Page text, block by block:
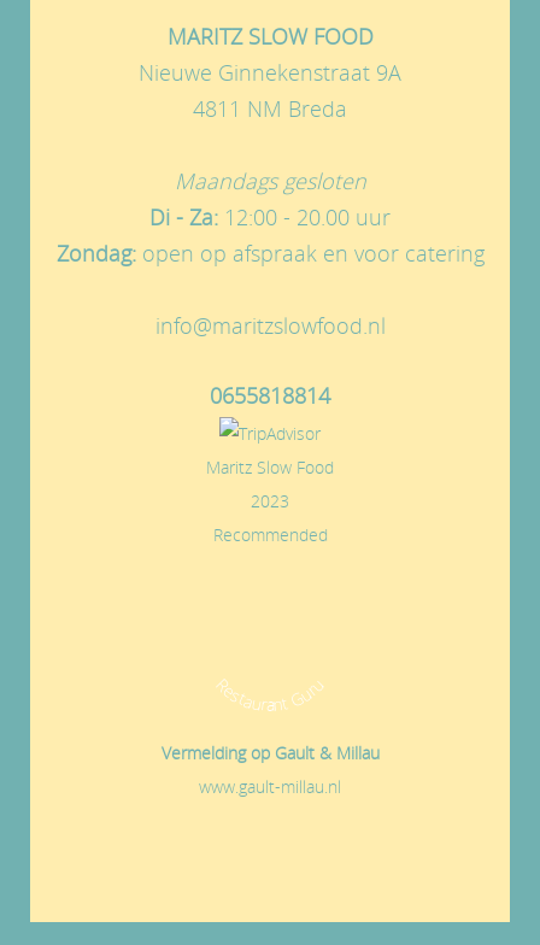
MARITZ SLOW FOOD
Nieuwe Ginnekenstraat 9A
4811 NM Breda
Maandags gesloten
Di - Za: 12:00 - 20.00 uur
Zondag:open op afspraak en voor catering
info@maritzslowfood.nl
0655818814
Maritz Slow Food
2023
Recommended
Restaurant Guru
Vermelding op Gault & Millau
www.gault-millau.nl